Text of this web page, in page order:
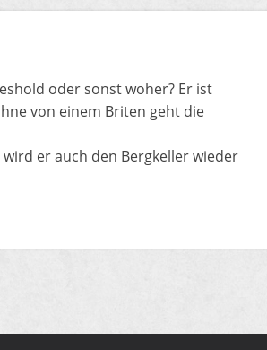
oder sonst woher? Er ist
von einem Briten geht die
er auch den Bergkeller wieder